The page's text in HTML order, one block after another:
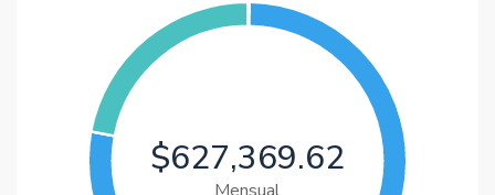
$627,369.62